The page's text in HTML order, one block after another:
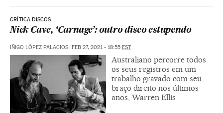
CRÍTICA DISCOS
Nick Cave, ‘Carnage’: outro disco estupendo
IÑIGO LÓPEZ PALACIOS | FEB 27, 2021 - 18:55 EST
Australiano percorre todos
os seus registros em um
trabalho gravado com seu
braço direito nos últimos
anos, Warren Ellis